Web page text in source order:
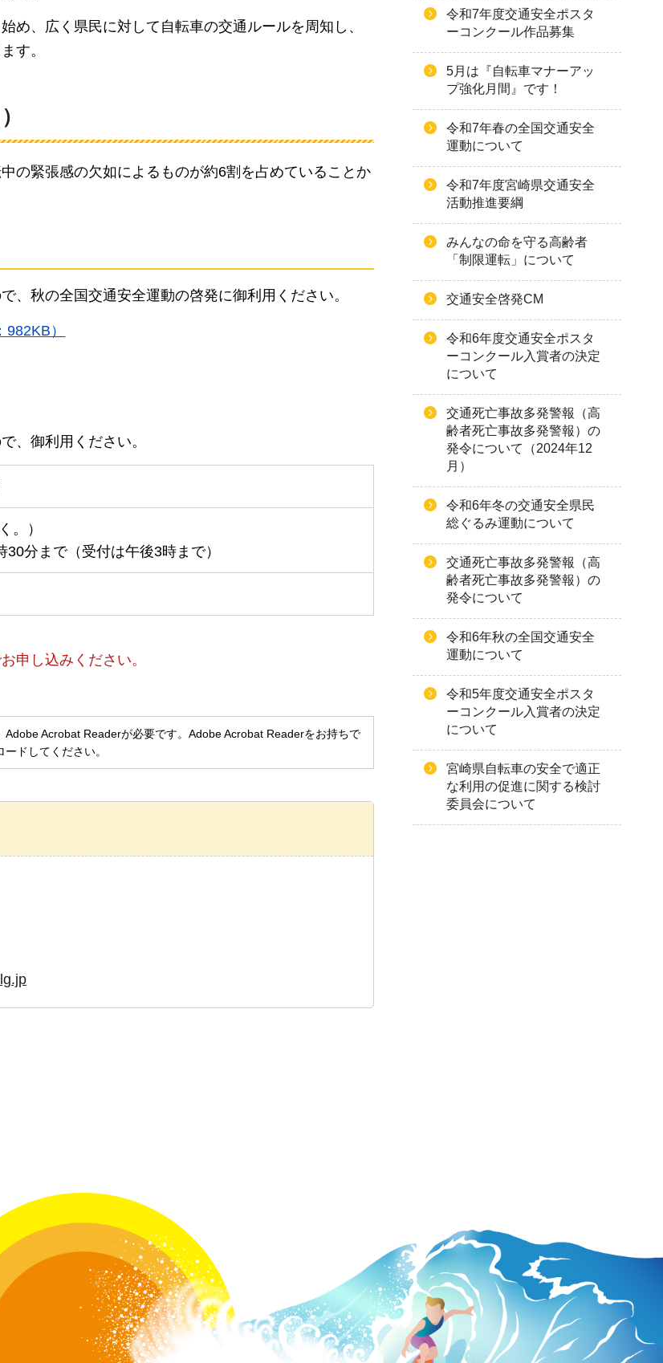
め、広く県民に対して自転車の交通ルールを周知し、
す。
の緊張感の欠如によるものが約6割を占めていることか
、秋の全国交通安全運動の啓発に御利用ください。
）
、御利用ください。
。）
分まで（受付は午後3時まで）
申し込みください。
Acrobat Readerが必要です。Adobe Acrobat Readerをお持ちで
ドしてください。
令和7年度交通安全ポスタ
ーコンクール作品募集
5月は『自転車マナーアッ
プ強化月間』です！
令和7年春の全国交通安全
運動について
令和7年度宮崎県交通安全
活動推進要綱
みんなの命を守る高齢者
「制限運転」について
交通安全啓発CM
令和6年度交通安全ポスタ
ーコンクール入賞者の決定
について
交通死亡事故多発警報（高
齢者死亡事故多発警報）の
発令について（2024年12
月）
令和6年冬の交通安全県民
総ぐるみ運動について
交通死亡事故多発警報（高
齢者死亡事故多発警報）の
発令について
令和6年秋の全国交通安全
運動について
令和5年度交通安全ポスタ
ーコンクール入賞者の決定
について
宮崎県自転車の安全で適正
な利用の促進に関する検討
委員会について